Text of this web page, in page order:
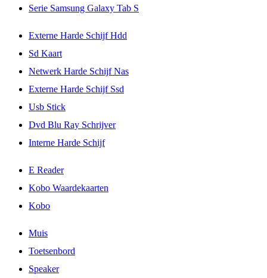
Serie Samsung Galaxy Tab S
Externe Harde Schijf Hdd
Sd Kaart
Netwerk Harde Schijf Nas
Externe Harde Schijf Ssd
Usb Stick
Dvd Blu Ray Schrijver
Interne Harde Schijf
E Reader
Kobo Waardekaarten
Kobo
Muis
Toetsenbord
Speaker